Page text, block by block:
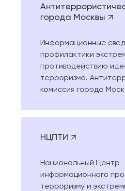
города Москвы
Информационные
профилактики
противодействию
терроризма.
комиссия города
НЦПТИ
Национальный Центр
информационного
терроризму и